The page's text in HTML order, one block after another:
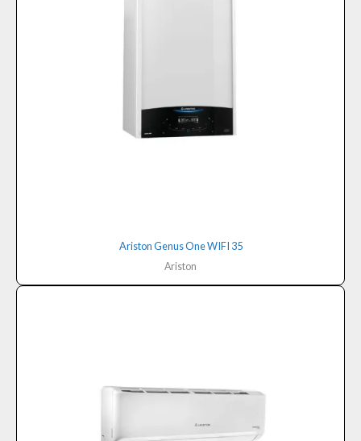
Ariston Genus One WIFI 35
Ariston